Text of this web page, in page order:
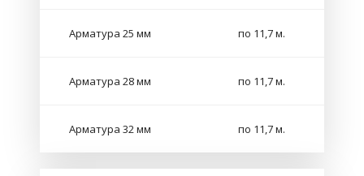
Арматура 25 мм по 11,7 м.
Арматура 28 мм по 11,7 м.
Арматура 32 мм по 11,7 м.